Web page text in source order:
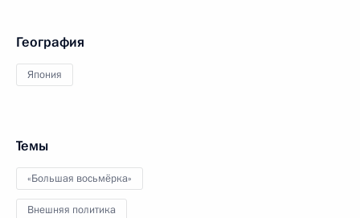
География
Япония
Темы
«Большая восьмёрка»
Внешняя политика